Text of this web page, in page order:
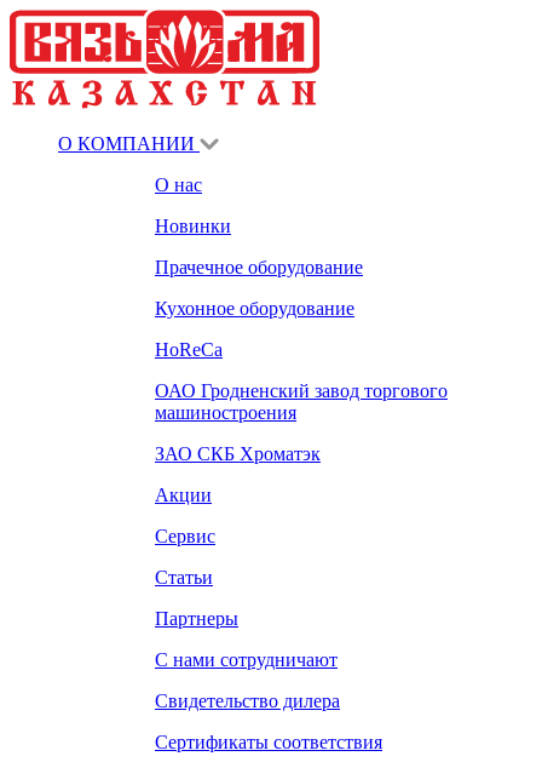
О КОМПАНИИ
О нас
Новинки
Прачечное оборудование
Кухонное оборудование
HoReCa
ОАО Гродненский завод торгового
машиностроения
ЗАО СКБ Хроматэк
Акции
Сервис
Статьи
Партнеры
С нами сотрудничают
Свидетельство дилера
Сертификаты соответствия